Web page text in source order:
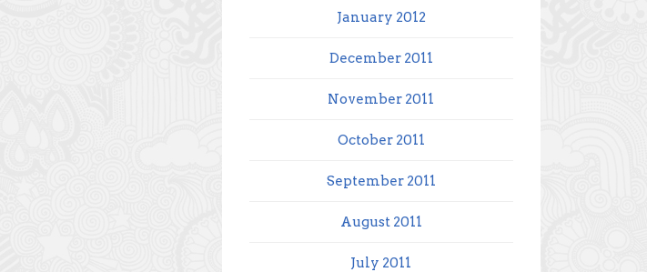
January 2012
December 2011
November 2011
October 2011
September 2011
August 2011
July 2011